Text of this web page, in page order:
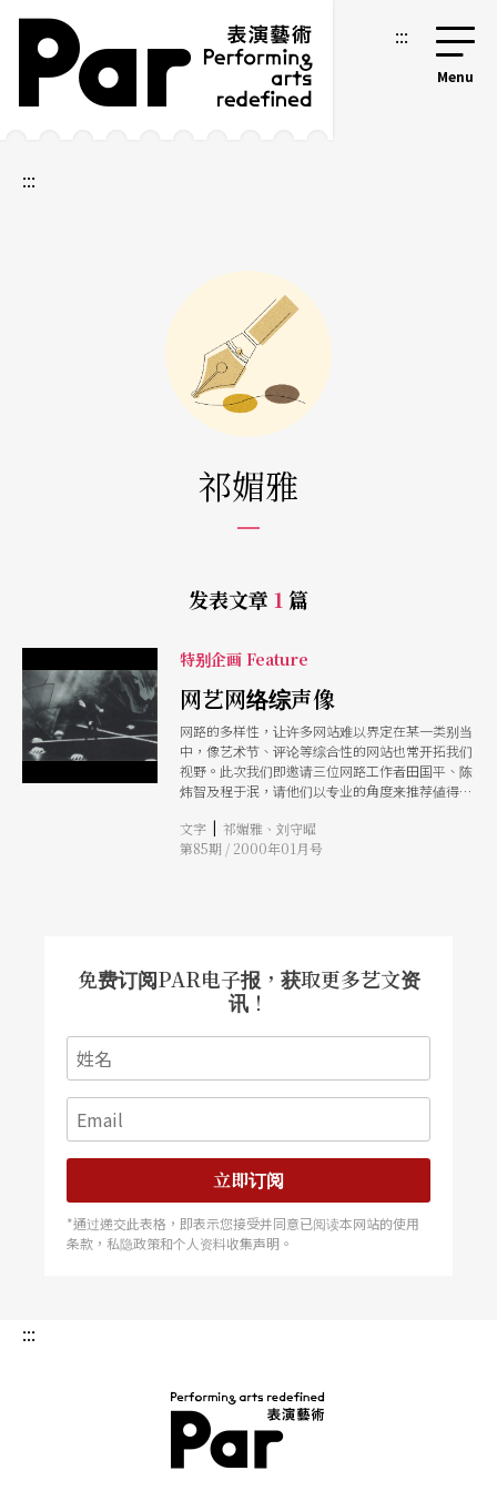
跳到主要内容区块
网站导览 :::
:::
祁媚雅
发表文章 1 篇
特别企画 Feature
网艺网络综声像
网路的多样性，让许多网站难以界定在某一类别当
中，像艺术节、评论等综合性的网站也常开拓我们
视野。此次我们即邀请三位网路工作者田国平、陈
炜智及程于泯，请他们以专业的角度来推荐値得一
文字 | 祁媚雅、刘守曜
第85期 / 2000年01月号
免费订阅PAR电子报，获取更多艺文资
讯！
立即订阅
*通过递交此表格，即表示您接受并同意已阅读本网站的使用
条款，私隐政策和个人资料收集声明。
:::